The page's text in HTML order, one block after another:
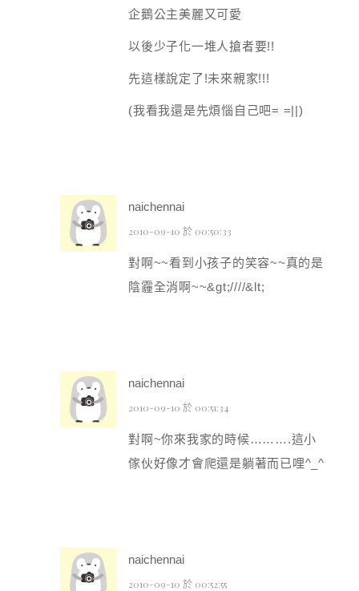
企鵝公主美麗又可愛
以後少子化一堆人搶者要!!
先這樣說定了!未來親家!!!
(我看我還是先煩惱自己吧= =||)
naichennai
2010-09-10 於 00:50:33
對啊~~看到小孩子的笑容~~真的是
陰霾全消啊~~&gt;////&lt;
naichennai
2010-09-10 於 00:51:34
對啊~你來我家的時候……….這小
傢伙好像才會爬還是躺著而已哩^_^
naichennai
2010-09-10 於 00:52:55